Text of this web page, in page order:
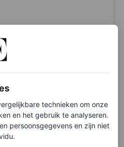
Jean (@stellajean_sj_)
Engeland
kunnen tijdens het WK 2026
Het Engelse streetwear-
creëerde samen met Nike een
technieken om onze
en het gebruik te analyseren.
persoonsgegevens en zijn niet